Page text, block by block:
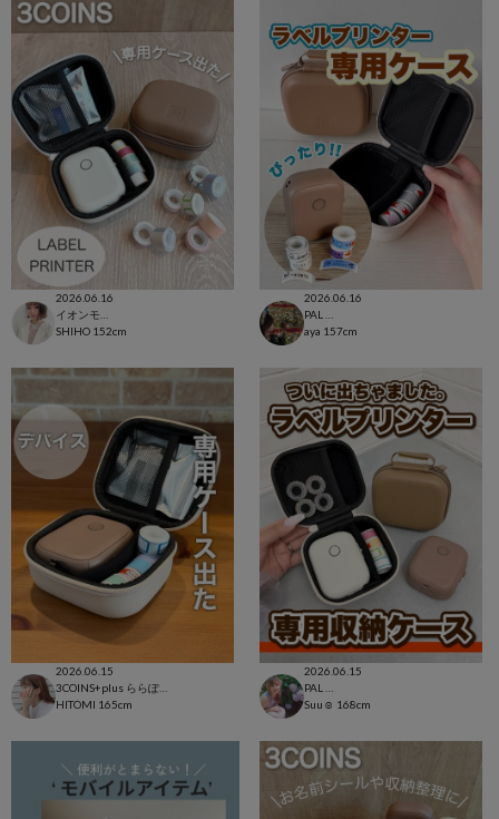
2026.06.16
SHIHO 152cm
2026.06.16
aya 157cm
2026.06.15
HITOMI 165cm
2026.06.15
Suu☺︎ 168cm